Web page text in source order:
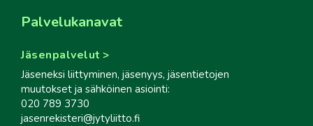
Palvelukanavat
Jäsenpalvelut
Jäseneksi liittyminen, jäsenyys, jäsentietojen
muutokset ja sähköinen asiointi:
020 789 3730
jasenrekisteri@jytyliitto.fi